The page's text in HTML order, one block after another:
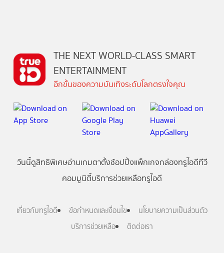
THE NEXT WORLD-CLASS SMART
ENTERTAINMENT
อีกขั้นของความบันเทิงระดับโลกตรงใจคุณ
วันนี้ดูสิทธิพิเศษอ่านเกมตาตั้งช้อปปิ้งแพ็กเกจกล่องทรูไอดีทีวี
คอมมูนิตี้บริการช่วยเหลือทรูไอดี
เกี่ยวกับทรูไอดี ข้อกำหนดและเงื่อนไข
นโยบายความเป็นส่วนตัว
บริการช่วยเหลือ
ติดต่อเรา